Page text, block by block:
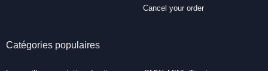
Cancel your order
Catégories populaires